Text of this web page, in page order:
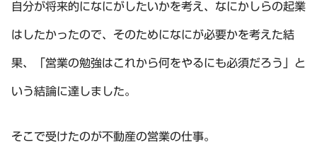
自分が将来的になにがしたいかを考え、なにかしらの起業
はしたかったので、そのためになにが必要かを考えた結
果、「営業の勉強はこれから何をやるにも必須だろう」と
いう結論に達しました。
そこで受けたのが不動産の営業の仕事。